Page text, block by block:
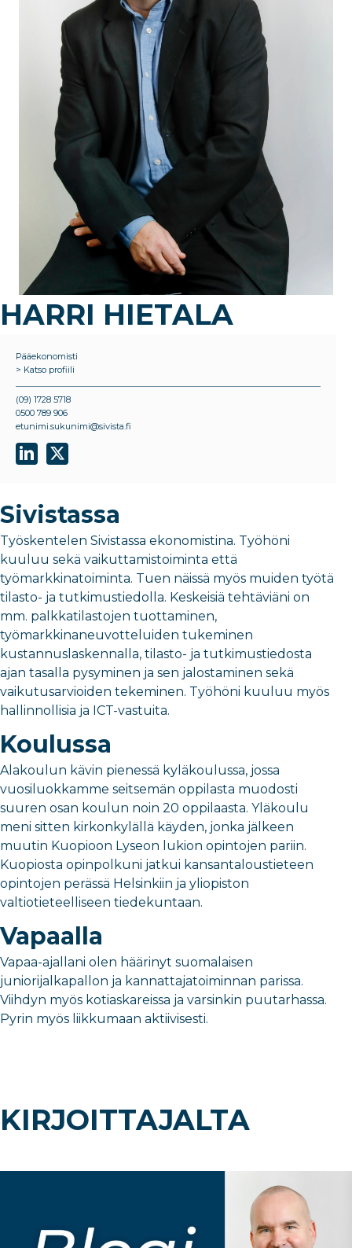
HARRI HIETALA
Pääekonomisti
> Katso profiili
(09) 1728 5718
0500 789 906
etunimi.sukunimi@sivista.fi
Sivistassa
Työskentelen Sivistassa ekonomistina. Työhöni
kuuluu sekä vaikuttamistoiminta että
työmarkkinatoiminta. Tuen näissä myös muiden työtä
tilasto- ja tutkimustiedolla. Keskeisiä tehtäviäni on
mm. palkkatilastojen tuottaminen,
työmarkkinaneuvotteluiden tukeminen
kustannuslaskennalla, tilasto- ja tutkimustiedosta
ajan tasalla pysyminen ja sen jalostaminen sekä
vaikutusarvioiden tekeminen. Työhöni kuuluu myös
hallinnollisia ja ICT-vastuita.
Koulussa
Ala koulun kävin pienessä kyl äkoulussa, jossa
vuosiluokkamme seitsemän oppilasta muodosti
suuren osan koulun noin 20 oppilaasta. Ylä koulu
meni sitten kirkonkylällä käyden, jonka jälkeen
muutin Kuopioon Lyseon lukion opintojen pariin.
Kuopiosta opinpolkuni jatkui kansantaloustieteen
opintojen perässä Helsinkiin ja yliopiston
valtiotieteelliseen tiedekuntaan.
Vapaalla
Vapaa-ajallani olen häärinyt suomal aisen
juniorijalkapallon ja kannattajatoiminnan parissa.
Viihdyn myös kotiaskareissa ja varsinkin puutarhassa.
Pyrin myös liikkumaan aktiivisesti.
KIRJOITTAJALTA